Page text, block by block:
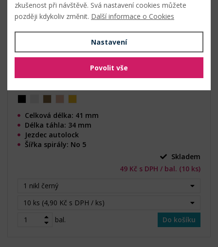
Celková délka: 41 mm
Délka táhla: 34 mm
Jezdec autolock
Šířka spirály: No 5
Skladem
49 Kč s DPH / bal. (10 ks)
1 nikl černý
10 ks (4,90 Kč s DPH / ks)
bal.
Do košíku
zkušenost při návštěvě. Svá nastavení cookies můžete
později kdykoliv změnit. Další informace o Cookies
Nastavení
Povolit vše